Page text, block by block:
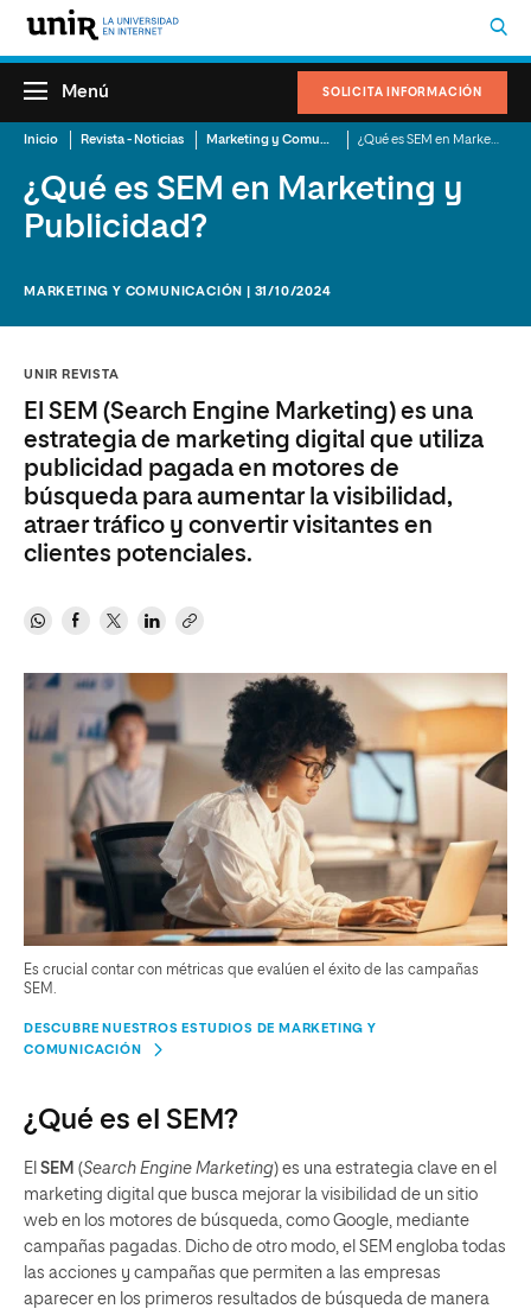
SOLICITA INFORMACIÓN
Menú
Inicio Revista - Noticias Marketing y Comunicación
¿Qué es SEM en Marketing y
Publicidad?
MARKETING Y COMUNICACIÓN | 31/10/2024
UNIR REVISTA
El SEM (Search Engine Marketing) es una
estrategia de marketing digital que utiliza
publicidad pagada en motores de
búsqueda para aumentar la visibilidad,
atraer tráfico y convertir visitantes en
clientes potenciales.
Es crucial contar con métricas que evalúen el éxito de las campañas
SEM.
DESCUBRE NUESTROS ESTUDIOS DE MARKETING Y
COMUNICACIÓN
¿Qué es el SEM?
El SEM (Search Engine Marketing) es una estrategia clave en el
marketing digital que busca mejorar la visibilidad de un sitio
web en los motores de búsqueda, como Google, mediante
campañas pagadas. Dicho de otro modo, el SEM engloba todas
las acciones y campañas que permiten a las empresas
aparecer en los primeros resultados de búsqueda de manera